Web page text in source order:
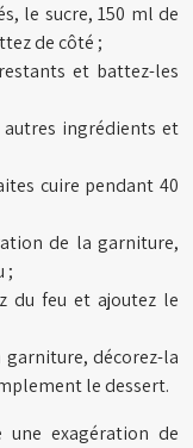
le sucre, 150 ml de
de côté ;
et battez-les
ingrédients et
cuire pendant 40
de la garniture,
;
du feu et ajoutez le
décorez-la
le dessert.
exagération de